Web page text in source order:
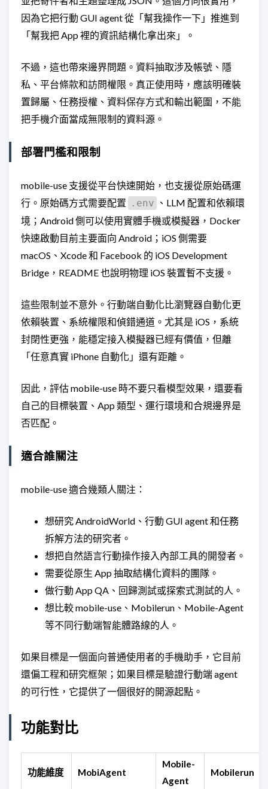
因為它把行動 GUI agent 從「幫我操作一下」推進到
「幫我把 App 裡的資訊結構化拿出來」。
不過，這也帶來邊界問題。資料抽取涉及帳號、隱
私、平台條款和訪問權限。真正使用時，應該明確裝
置歸屬、任務授權、資料保存方式和輸出範圍，不能
把手機介面當成無限制的資料源。
部署門檻和限制
mobile-use 支援從平台快速開始，也支援從原始碼運
行。原始碼方式需要配置
.env 、LLM 配置和依賴環
境；Android 側可以使用實體手機或模擬器，Docker
快速啟動目前主要面向 Android；iOS 側需要
macOS、Xcode 和 Facebook 的 iOS Development
Bridge，README 也說明物理 iOS 裝置暫不支援。
這些限制並不意外。行動端自動化比瀏覽器自動化更
依賴裝置、系統權限和偵錯通道。尤其是 iOS，系統
封閉性更強，能穩定接入模擬器已經有價值，但離
「任意真實 iPhone 自動化」還有距離。
因此，評估 mobile-use 時不要只看模型效果，還要看
自己的目標裝置、App 類型、運行環境和合規邊界是
否匹配。
適合誰關注
mobile-use 適合幾類人關注：
想研究 AndroidWorld、行動 GUI agent 和任務
拆解方法的研究者。
想把自然語言行動操作接入內部工具的開發者。
需要從原生 App 抽取結構化資料的團隊。
做行動 App QA、回歸測試或探索式測試的人。
想比較 mobile-use、Mobilerun、Mobile-Agent
等不同行動端智能體路線的人。
如果目標是一個面向普通使用者的手機助手，它目前
還偏工程和研究框架；如果目標是驗證行動端 agent
的可行性，它提供了一個很好的開源起點。
功能對比
功能維度 MobiAgent
Mobile-
Agent
Mobilerun